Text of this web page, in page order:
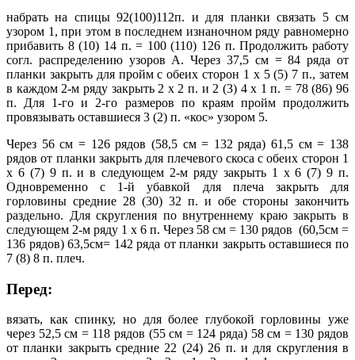
набрать на спицы 92(100)112п. и для планки связать 5 см
узором 1, при этом в последнем изнаночном ряду равномерно
прибавить 8 (10) 14 п. = 100 (110) 126 п. Продолжить работу
согл. распределению узоров А. Через 37,5 см = 84 ряда от
планки закрыть для пройм с обеих сторон 1 х 5 (5) 7 п., затем
в каждом 2-м ряду закрыть 2 х 2 п. и 2 (3) 4 х 1 п. = 78 (86) 96
п. Для 1-го и 2-го размеров по краям пройм продолжить
провязывать оставшиеся 3 (2) п. «кос» узором 5.
Через 56 см = 126 рядов (58,5 см = 132 ряда) 61,5 см = 138
рядов от планки закрыть для плечевого скоса с обеих сторон 1
х 6 (7) 9 п. и в следующем 2-м ряду закрыть 1 х 6 (7) 9 п.
Одновременно с 1-й убавкой для плеча закрыть для
горловины средние 28 (30) 32 п. и обе стороны закончить
раздельно. Для скругления по внутреннему краю закрыть в
следующем 2-м ряду 1 х 6 п. Через 58 см = 130 рядов (60,5см =
136 рядов) 63,5см= 142 ряда от планки закрыть оставшиеся по
7 (8) 8 п. плеч.
Перед:
вязать, как спинку, но для более глубокой горловины уже
через 52,5 см = 118 рядов (55 см = 124 ряда) 58 см = 130 рядов
от планки закрыть средние 22 (24) 26 п. и для скругления в